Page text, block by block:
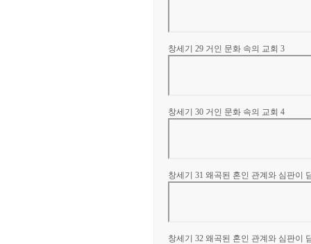
창세기 29 거인 문화 속의 교회 3
창세기 30 거인 문화 속의 교회 4
창세기 31 왜곡된 혼인 관계와 심판이
창세기 32 왜곡된 혼인 관계와 심판이